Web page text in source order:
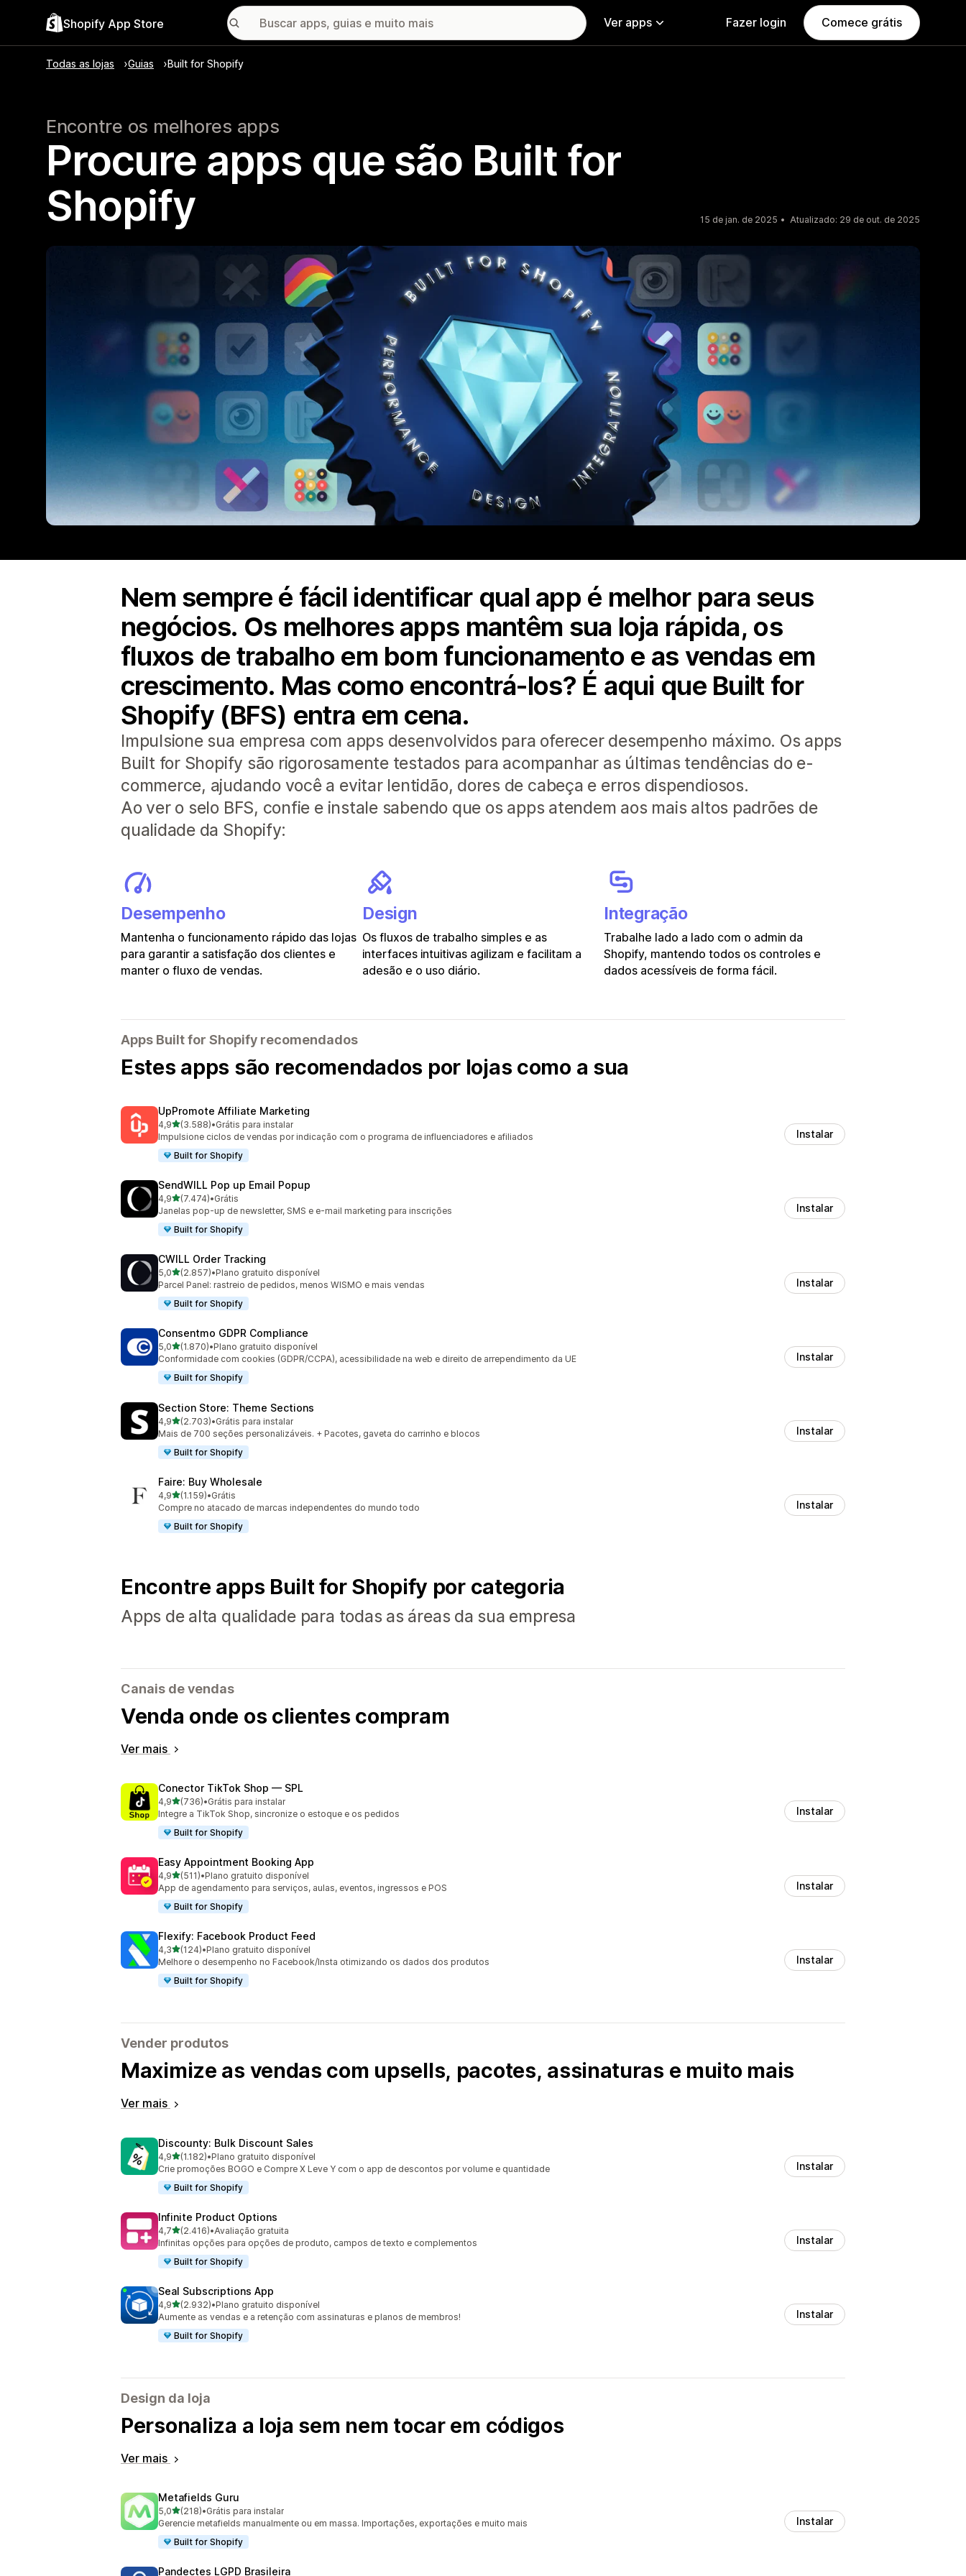
Shopify App Store Ver apps Fazer login Comece grátis
Todas as lojas Guias Built for Shopify
Encontre os melhores apps
Procure apps que são Built for
Shopify
15 de jan. de 2025 Atualizado: 29 de out. de 2025
Nem sempre é fácil identificar qual app é melhor para seus
negócios. Os melhores apps mantêm sua loja rápida, os
fluxos de trabalho em bom funcionamento e as vendas em
crescimento. Mas como encontrá-los? É aqui que Built for
Shopify (BFS) entra em cena.
Impulsione sua empresa com apps desenvolvidos para oferecer desempenho máximo. Os apps
Built for Shopify são rigorosamente testados para acompanhar as últimas tendências do e-
commerce, ajudando você a evitar lentidão, dores de cabeça e erros dispendiosos.
Ao ver o selo BFS, confie e instale sabendo que os apps atendem aos mais altos padrões de
qualidade da Shopify:
Desempenho
Mantenha o funcionamento rápido das lojas
para garantir a satisfação dos clientes e
manter o fluxo de vendas.
Design
Os fluxos de trabalho simples e as
interfaces intuitivas agilizam e facilitam a
adesão e o uso diário.
Integração
Trabalhe lado a lado com o admin da
Shopify, mantendo todos os controles e
dados acessíveis de forma fácil.
Apps Built for Shopify recomendados
Estes apps são recomendados por lojas como a sua
UpPromote Affiliate Marketing
4,9de 5 estrelas
(3.588)
3588 avaliações ao todo
•Grátis para instalar
Impulsione ciclos de vendas por indicação com o programa de influenciadores e afiliados
Built for Shopify
Instalar
SendWILL Pop up Email Popup
4,9de 5 estrelas
(7.474)
7474 avaliações ao todo
•Grátis
Janelas pop-up de newsletter, SMS e e-mail marketing para inscrições
Built for Shopify
Instalar
CWILL Order Tracking
5,0de 5 estrelas
(2.857)
2857 avaliações ao todo
•Plano gratuito disponível
Parcel Panel: rastreio de pedidos, menos WISMO e mais vendas
Built for Shopify
Instalar
Consentmo GDPR Compliance
5,0de 5 estrelas
(1.870)
1870 avaliações ao todo
•Plano gratuito disponível
Conformidade com cookies (GDPR/CCPA), acessibilidade na web e direito de arrependimento da UE
Built for Shopify
Instalar
Section Store: Theme Sections
4,9de 5 estrelas
(2.703)
2703 avaliações ao todo
•Grátis para instalar
Mais de 700 seções personalizáveis. + Pacotes, gaveta do carrinho e blocos
Built for Shopify
Instalar
Faire: Buy Wholesale
4,9de 5 estrelas
(1.159)
1159 avaliações ao todo
•Grátis
Compre no atacado de marcas independentes do mundo todo
Built for Shopify
Instalar
Encontre apps Built for Shopify por categoria
Apps de alta qualidade para todas as áreas da sua empresa
Canais de vendas
Venda onde os clientes compram
Ver mais
Conector TikTok Shop — SPL
4,9de 5 estrelas
(736)
736 avaliações ao todo
•Grátis para instalar
Integre a TikTok Shop, sincronize o estoque e os pedidos
Built for Shopify
Instalar
Easy Appointment Booking App
4,9de 5 estrelas
(511)
511 avaliações ao todo
•Plano gratuito disponível
App de agendamento para serviços, aulas, eventos, ingressos e POS
Built for Shopify
Instalar
Flexify: Facebook Product Feed
4,3de 5 estrelas
(124)
124 avaliações ao todo
•Plano gratuito disponível
Melhore o desempenho no Facebook/Insta otimizando os dados dos produtos
Built for Shopify
Instalar
Vender produtos
Maximize as vendas com upsells, pacotes, assinaturas e muito mais
Ver mais
Discounty: Bulk Discount Sales
4,9de 5 estrelas
(1.182)
1182 avaliações ao todo
•Plano gratuito disponível
Crie promoções BOGO e Compre X Leve Y com o app de descontos por volume e quantidade
Built for Shopify
Instalar
Infinite Product Options
4,7de 5 estrelas
(2.416)
2416 avaliações ao todo
•Avaliação gratuita
Infinitas opções para opções de produto, campos de texto e complementos
Built for Shopify
Instalar
Seal Subscriptions App
4,9de 5 estrelas
(2.932)
2932 avaliações ao todo
•Plano gratuito disponível
Aumente as vendas e a retenção com assinaturas e planos de membros!
Built for Shopify
Instalar
Design da loja
Personaliza a loja sem nem tocar em códigos
Ver mais
Metafields Guru
5,0de 5 estrelas
(218)
218 avaliações ao todo
•Grátis para instalar
Gerencie metafields manualmente ou em massa. Importações, exportações e muito mais
Built for Shopify
Instalar
Pandectes LGPD Brasileira